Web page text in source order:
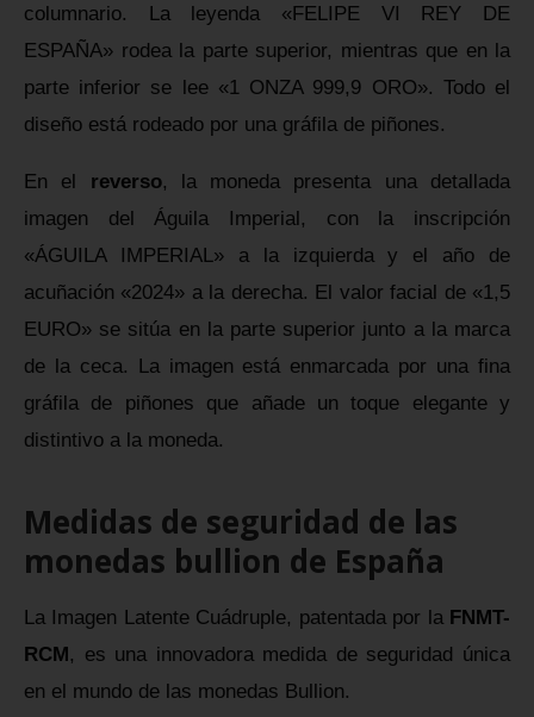
columnario. La leyenda «FELIPE VI REY DE
ESPAÑA» rodea la parte superior, mientras que en la
parte inferior se lee «1 ONZA 999,9 ORO». Todo el
diseño está rodeado por una gráfila de piñones.
En el reverso, la moneda presenta una detallada
imagen del Águila Imperial, con la inscripción
«ÁGUILA IMPERIAL» a la izquierda y el año de
acuñación «2024» a la derecha. El valor facial de «1,5
EURO» se sitúa en la parte superior junto a la marca
de la ceca. La imagen está enmarcada por una fina
gráfila de piñones que añade un toque elegante y
distintivo a la moneda.
Medidas de seguridad de las
monedas bullion de España
La Imagen Latente Cuádruple, patentada por la FNMT-
RCM, es una innovadora medida de seguridad única
en el mundo de las monedas Bullion.